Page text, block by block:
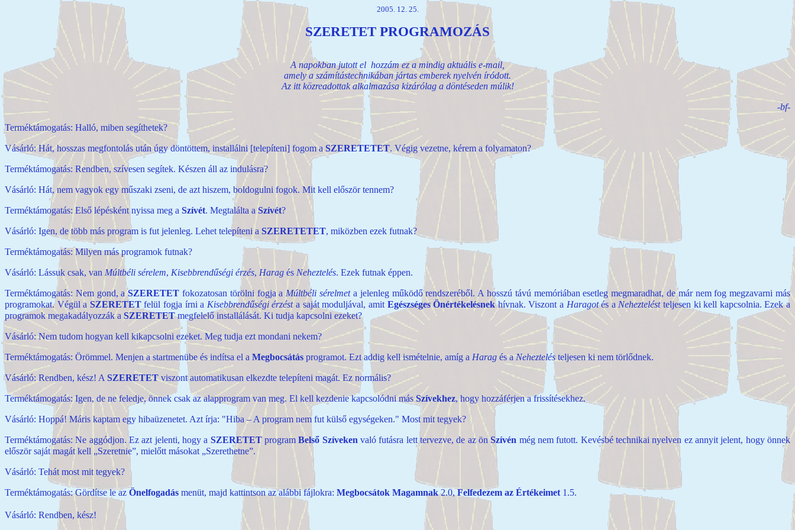
2005. 12. 25.
SZERETET PROGRAMOZÁS
A napokban jutott el hozzám ez a mindig aktuális e-mail,
amely a számítástechnikában jártas emberek nyelvén íródott.
Az itt közreadottak alkalmazása kizárólag a döntéseden múlik!
-bf-
Terméktámogatás: Halló, miben segíthetek?
Vásárló: Hát, hosszas megfontolás után úgy döntöttem, installálni [telepíteni] fogom a SZERETETET. Végig vezetne, kérem a folyamaton?
Terméktámogatás: Rendben, szívesen segítek. Készen áll az indulásra?
Vásárló: Hát, nem vagyok egy műszaki zseni, de azt hiszem, boldogulni fogok. Mit kell először tennem?
Terméktámogatás: Első lépésként nyissa meg a Szívét. Megtalálta a Szívét?
Vásárló: Igen, de több más program is fut jelenleg. Lehet telepíteni a SZERETETET, miközben ezek futnak?
Terméktámogatás: Milyen más programok futnak?
Vásárló: Lássuk csak, van Múltbéli sérelem, Kisebbrendűségi érzés, Harag és Neheztelés. Ezek futnak éppen.
Terméktámogatás: Nem gond, aSZERETET fokozatosan törölni fogja aMúltbéli sérelmeta jelenleg működő rendszeréből. A hosszú távú memóriában esetlegmegmaradhat, de már nem fog megzavarni más
programokat. Végül a SZERETETfelül fogja írni a Kisebbrendűségi érzésta saját moduljával, amit Egészséges Önértékelésnekhívnak. Viszont a Haragotés a Nehezteléstteljesen ki kell kapcsolnia. Ezek a
programok megakadályozzák a SZERETETmegfelelő installálását. Ki tudja kapcsolni ezeket?
Vásárló: Nem tudom hogyan kell kikapcsolni ezeket. Meg tudja ezt mondani nekem?
Terméktámogatás: Örömmel. Menjen a startmenübe és indítsa el a Megbocsátás programot. Ezt addig kell ismételnie, amíg a Harag és aNeheztelés teljesen ki nem törlődnek.
Vásárló: Rendben, kész! A SZERETETviszont automatikusan elkezdte telepíteni magát. Ez normális?
Terméktámogatás: Igen, de ne feledje, önnek csak az alapprogram van meg. El kell kezdenie kapcsolódni másSzívekhez, hogy hozzáférjen a frissítésekhez.
Vásárló: Hoppá! Máris kaptam egy hibaüzenetet. Azt írja: "Hiba – A program nem fut külső egységeken." Most mit tegyek?
Terméktámogatás: Ne aggódjon. Ez azt jelenti, hogy a SZERETETprogramBelső Szíveken való futásra lett tervezve, de az önSzívén még nem futott. Kevésbé technikai nyelven ez annyit jelent, hogy önnek
először saját magát kell „Szeretnie”, mielőtt másokat „Szerethetne”.
Vásárló: Tehát most mit tegyek?
Terméktámogatás: Gördítse le az Önelfogadás menüt, majd kattintson az alábbi fájlokra: Megbocsátok Magamnak2.0,Felfedezem az Értékeimet 1.5.
Vásárló: Rendben, kész!